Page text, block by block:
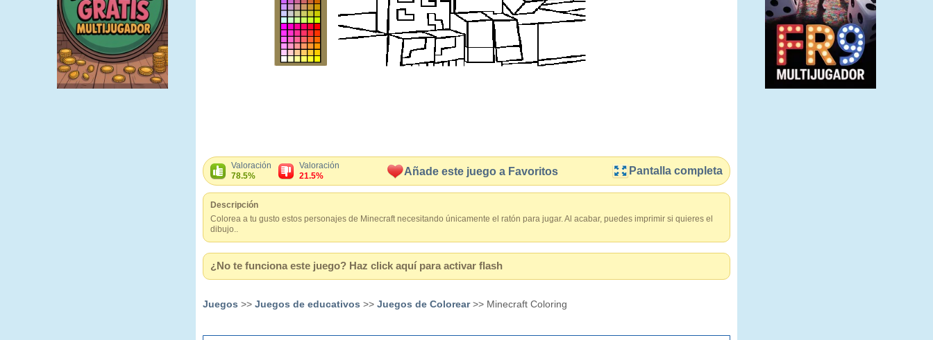
Valoración
78.5%
Valoración
21.5%
Añade este juego a Favoritos Pantalla completa
Descripción
Colorea a tu gusto estos personajes de Minecraft necesitando únicamente el ratón para jugar. Al acabar, puedes imprimir si quieres el
dibujo..
¿No te funciona este juego? Haz click aquí para activar flash
Juegos >> Juegos de educativos >> Juegos de Colorear>> Minecraft Coloring